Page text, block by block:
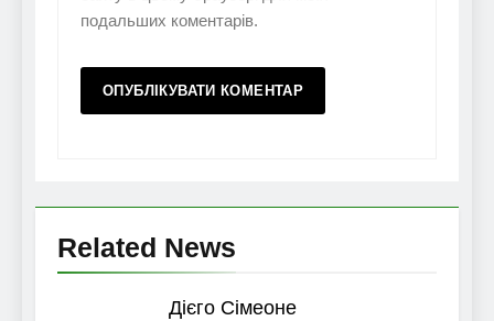
подальших коментарів.
Related News
Дієго Сімеоне